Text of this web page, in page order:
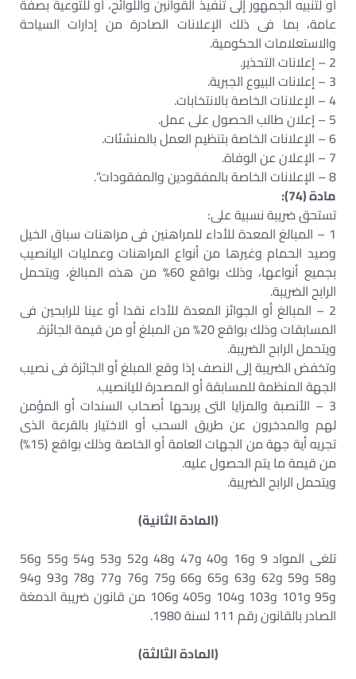
أو لتنبيه الجمهور إلى تنفيذ القوانين واللوائح، أو للتوعية بصفة
عامة، بما فى ذلك الإعلانات الصادرة من إدارات السياحة
والاستعلامات الحكومية.
2 – إعلانات التحذير.
3 – إعلانات البيوع الجبرية.
4 – الإعلانات الخاصة بالانتخابات.
5 – إعلان طالب الحصول على عمل.
6 – الإعلانات الخاصة بتنظيم العمل بالمنشئات.
7 – الإعلان عن الوفاة.
8 – الإعلانات الخاصة بالمفقودين والمفقودات”.
مادة (74):
تستحق ضريبة نسبية على:
1 – المبالغ المعدة للأداء للمراهنين فى مراهنات سباق الخيل
وصيد الحمام وغيرها من أنواع المراهنات وعمليات اليانصيب
بجميع أنواعها، وذلك بواقع 60% من هذه المبالغ، ويتحمل
الرابح الضريبة.
2 – المبالغ أو الجوائز المعدة للأداء نقدا أو عينا للرابحين فى
المسابقات وذلك بواقع 20% من المبلغ أو من قيمة الجائزة.
ويتحمل الرابح الضريبة.
وتخفض الضريبة إلى النصف إذا وقع المبلغ أو الجائزة فى نصيب
الجهة المنظمة للمسابقة أو المصدرة لليانصيب.
3 – الأنصبة والمزايا التى يربحها أصحاب السندات أو المؤمن
لهم والمدخرون عن طريق السحب أو الاختيار بالقرعة الذى
تجريه أية جهة من الجهات العامة أو الخاصة وذلك بواقع (15%)
من قيمة ما يتم الحصول عليه.
ويتحمل الرابح الضريبة.
(المادة الثانية)
تلغى المواد 9 و16 و40 و47 و48 و52 و53 و54 و55 و56
و58 و59 و62 و63 و65 و66 و75 و76 و77 و78 و93 و94
و95 و101 و103 و104 و405 و106 من قانون ضريبة الدمغة
الصادر بالقانون رقم 111 لسنة 1980.
(المادة الثالثة)